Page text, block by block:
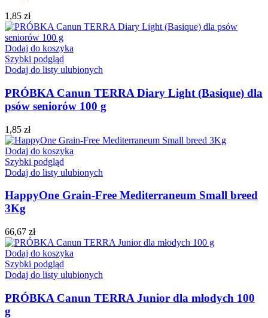
1,85 zł
Dodaj do koszyka
Szybki podgląd
Dodaj do listy ulubionych
PRÓBKA Canun TERRA Diary Light (Basique) dla
psów seniorów 100 g
1,85 zł
Dodaj do koszyka
Szybki podgląd
Dodaj do listy ulubionych
HappyOne Grain-Free Mediterraneum Small breed
3Kg
66,67 zł
Dodaj do koszyka
Szybki podgląd
Dodaj do listy ulubionych
PRÓBKA Canun TERRA Junior dla młodych 100
g